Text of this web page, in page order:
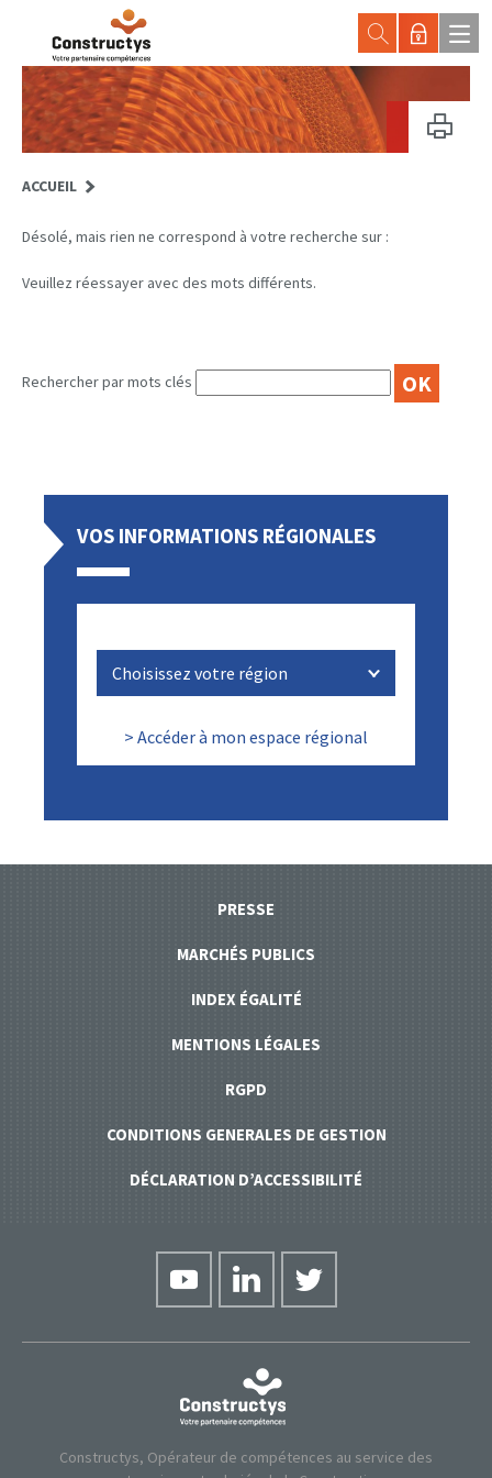
ACCUEIL
Désolé, mais rien ne correspond à votre recherche sur :
Veuillez réessayer avec des mots différents.
Rechercher par mots clés OK
VOS INFORMATIONS RÉGIONALES
> Accéder à mon espace régional
PRESSE
MARCHÉS PUBLICS
INDEX ÉGALITÉ
MENTIONS LÉGALES
RGPD
CONDITIONS GENERALES DE GESTION
DÉCLARATION D’ACCESSIBILITÉ
Constructys, Opérateur de compétences au service des